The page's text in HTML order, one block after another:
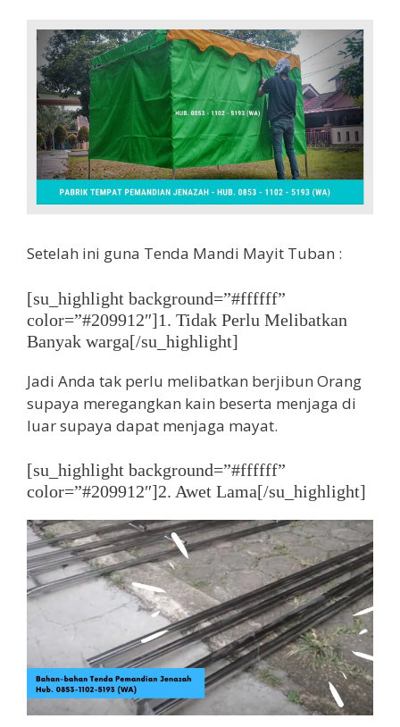
Setelah ini guna Tenda Mandi Mayit Tuban :
[su_highlight background=”#ffffff”
color=”#209912″]1. Tidak Perlu Melibatkan
Banyak warga[/su_highlight]
Jadi Anda tak perlu melibatkan berjibun Orang
supaya meregangkan kain beserta menjaga di
luar supaya dapat menjaga mayat.
[su_highlight background=”#ffffff”
color=”#209912″]2. Awet Lama[/su_highlight]